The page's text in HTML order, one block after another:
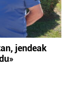
jendeak